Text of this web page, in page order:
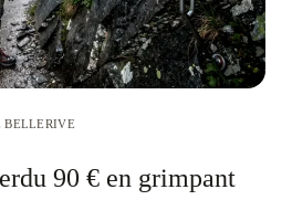
BELLERIVE
90 € en grimpant